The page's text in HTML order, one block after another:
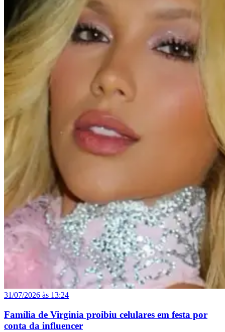
31/07/2026 às 13:24
Família de Virginia proibiu celulares em festa por
conta da influencer